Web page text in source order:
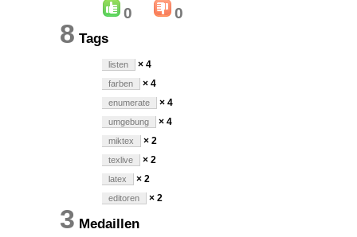
0 0
8 Tags
listen × 4
farben × 4
enumerate × 4
umgebung × 4
miktex × 2
texlive × 2
latex × 2
editoren × 2
3 Medaillen